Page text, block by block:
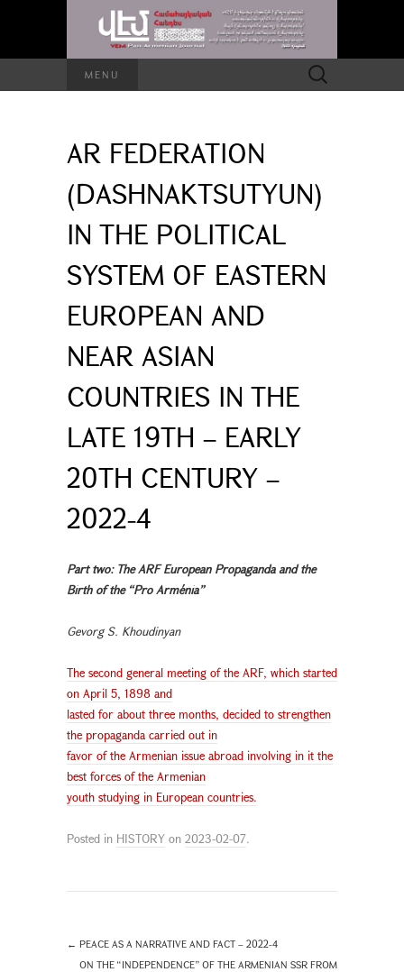
MENU
Search
for:
AR FEDERATION
(DASHNAKTSUTYUN)
IN THE POLITICAL
SYSTEM OF EASTERN
EUROPEAN AND
NEAR ASIAN
COUNTRIES IN THE
LATE 19TH – EARLY
20TH CENTURY –
2022-4
Part two: The ARF European Propaganda and the
Birth of the “Pro Arménia”
Gevorg S. Khoudinyan
The second general meeting of the ARF, which started
on April 5, 1898 and
lasted for about three months, decided to strengthen
the propaganda carried out in
favor of the Armenian issue abroad involving in it the
best forces of the Armenian
youth studying in European countries.
Posted in HISTORY on 2023-02-07.
← PEACE AS A NARRATIVE AND FACT – 2022-4
ON THE “INDEPENDENCE” OF THE ARMENIAN SSR FROM